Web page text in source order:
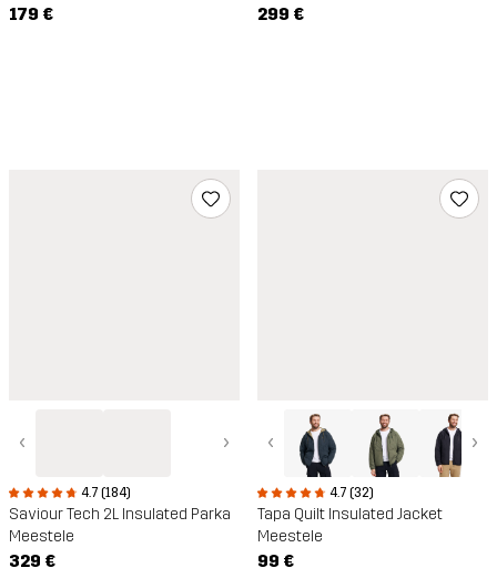
179 € 299 €
‹ ›
4.7 (184)
Saviour Tech 2L Insulated Parka
Meestele
329 €
‹ ›
4.7 (32)
Tapa Quilt Insulated Jacket
Meestele
99 €